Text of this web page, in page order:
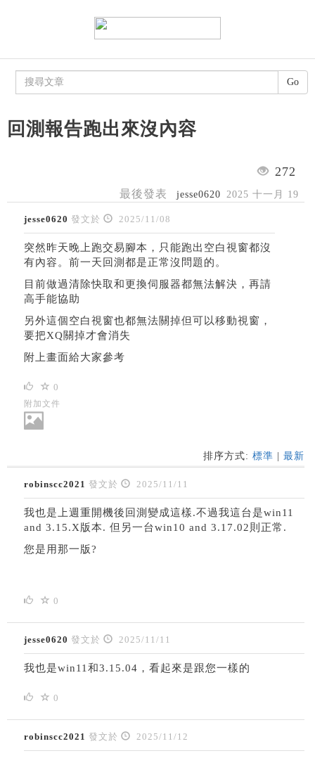
回測報告跑出來沒內容
272
最後發表 jesse0620 2025 十一月 19
jesse0620 發文於 2025/11/08
突然昨天晚上跑交易腳本，只能跑出空白視窗都沒
有內容。前一天回測都是正常沒問題的。
目前做過清除快取和更換伺服器都無法解決，再請
高手能協助
另外這個空白視窗也都無法關掉但可以移動視窗，
要把XQ關掉才會消失
附上畫面給大家參考
0
附加文件
排序方式: 標準 最新
robinscc2021 發文於 2025/11/11
我也是上週重開機後回測變成這樣.不過我這台是win11
and 3.15.X版本. 但另一台win10 and 3.17.02則正常.
您是用那一版?
0
jesse0620 發文於 2025/11/11
我也是win11和3.15.04，看起來是跟您一樣的
0
robinscc2021 發文於 2025/11/12
Go